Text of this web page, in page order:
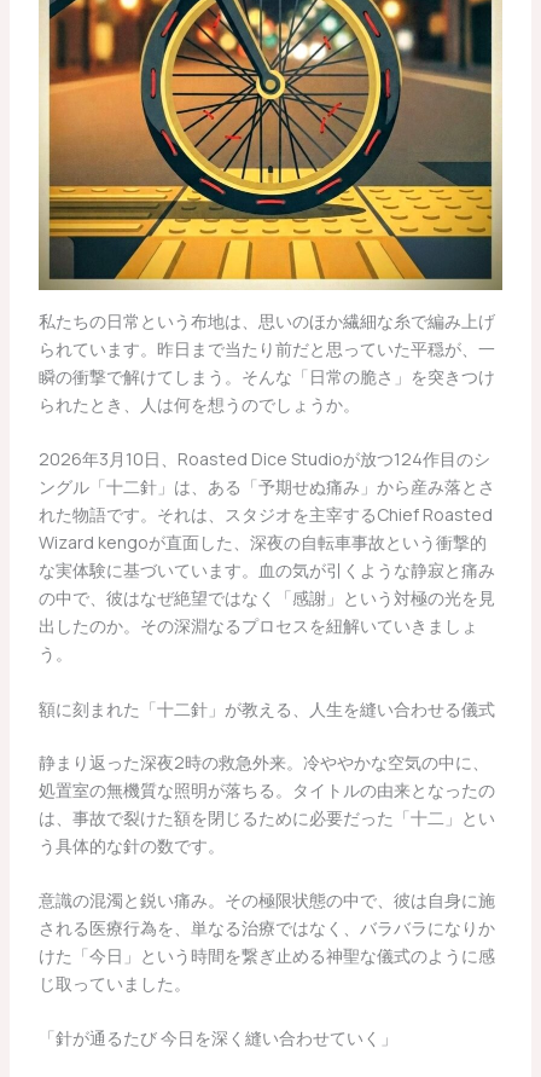
私たちの日常という布地は、思いのほか繊細な糸で編み上げ
られています。昨日まで当たり前だと思っていた平穏が、一
瞬の衝撃で解けてしまう。そんな「日常の脆さ」を突きつけ
られたとき、人は何を想うのでしょうか。
2026年3月10日、Roasted Dice Studioが放つ124作目のシ
ングル「十二針」は、ある「予期せぬ痛み」から産み落とさ
れた物語です。それは、スタジオを主宰するChief Roasted
Wizard kengoが直面した、深夜の自転車事故という衝撃的
な実体験に基づいています。血の気が引くような静寂と痛み
の中で、彼はなぜ絶望ではなく「感謝」という対極の光を見
出したのか。その深淵なるプロセスを紐解いていきましょ
う。
額に刻まれた「十二針」が教える、人生を縫い合わせる儀式
静まり返った深夜2時の救急外来。冷ややかな空気の中に、
処置室の無機質な照明が落ちる。タイトルの由来となったの
は、事故で裂けた額を閉じるために必要だった「十二」とい
う具体的な針の数です。
意識の混濁と鋭い痛み。その極限状態の中で、彼は自身に施
される医療行為を、単なる治療ではなく、バラバラになりか
けた「今日」という時間を繋ぎ止める神聖な儀式のように感
じ取っていました。
「針が通るたび 今日を深く縫い合わせていく」